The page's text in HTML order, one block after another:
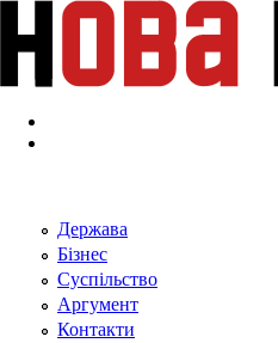
Перейти к основному содержанию
Держава
Бізнес
Суспільство
Аргумент
Контакти